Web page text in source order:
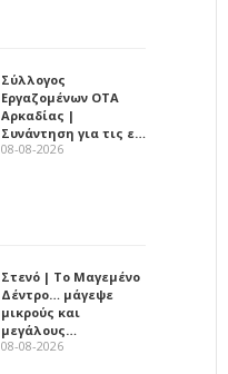
Σύλλογος
Εργαζομένων ΟΤΑ
Αρκαδίας |
Συνάντηση για τις ε…
08-08-2026
Στενό | Το Μαγεμένο
Δέντρο… μάγεψε
μικρούς και
μεγάλους…
08-08-2026